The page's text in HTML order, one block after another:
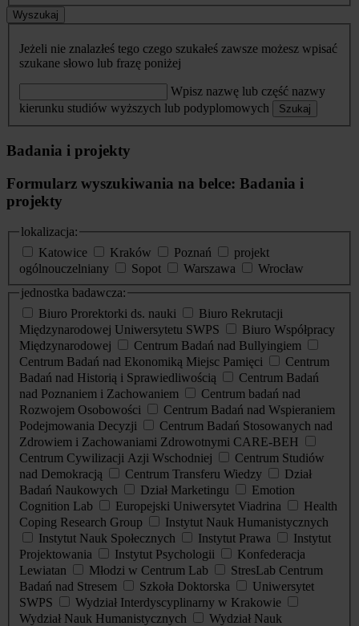
Wyszukaj
Jeżeli nie znalazłeś tego czego szukałeś zawsze możesz wpisać
szukane słowo lub frazę poniżej
Wpisz nazwę lub część nazwy
kierunku studiów wyższych lub podyplomowych
Szukaj
Badania i projekty
Formularz wyszukiwania na belce: Badania i
projekty
lokalizacja:
Katowice
Kraków Poznań
projekt
ogólnouczelniany
Sopot Warszawa
Wrocław
jednostka badawcza:
Biuro Prorektorki ds. nauki
Biuro Rekrutacji
Międzynarodowej Uniwersytetu SWPS
Biuro Współpracy
Międzynarodowej
Centrum Badań nad Bullyingiem
Centrum Badań nad Ekonomiką Miejsc Pamięci
Centrum
Badań nad Historią i Sprawiedliwością
Centrum Badań
nad Poznaniem i Zachowaniem
Centrum badań nad
Rozwojem Osobowości
Centrum Badań nad Wspieraniem
Podejmowania Decyzji
Centrum Badań Stosowanych nad
Zdrowiem i Zachowaniami Zdrowotnymi CARE-BEH
Centrum Cywilizacji Azji Wschodniej
Centrum Studiów
nad Demokracją
Centrum Transferu Wiedzy
Dział
Badań Naukowych
Dział Marketingu
Emotion
Cognition Lab
Europejski Uniwersytet Viadrina
Health
Coping Research Group
Instytut Nauk Humanistycznych
Instytut Nauk Społecznych
Instytut Prawa
Instytut
Projektowania
Instytut Psychologii
Konfederacja
Lewiatan
Młodzi w Centrum Lab
StresLab Centrum
Badań nad Stresem
Szkoła Doktorska
Uniwersytet
SWPS
Wydział Interdyscyplinarny w Krakowie
Wydział Nauk Humanistycznych
Wydział Nauk